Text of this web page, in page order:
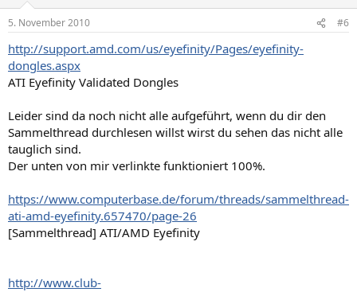
5. November 2010 #6
http://support.amd.com/us/eyefinity/Pages/eyefinity-
dongles.aspx
ATI Eyefinity Validated Dongles
Leider sind da noch nicht alle aufgeführt, wenn du dir den
Sammelthread durchlesen willst wirst du sehen das nicht alle
tauglich sind.
Der unten von mir verlinkte funktioniert 100%.
https://www.computerbase.de/forum/threads/sammelthread-
ati-amd-eyefinity.657470/page-26
[Sammelthread] ATI/AMD Eyefinity
http://www.club-